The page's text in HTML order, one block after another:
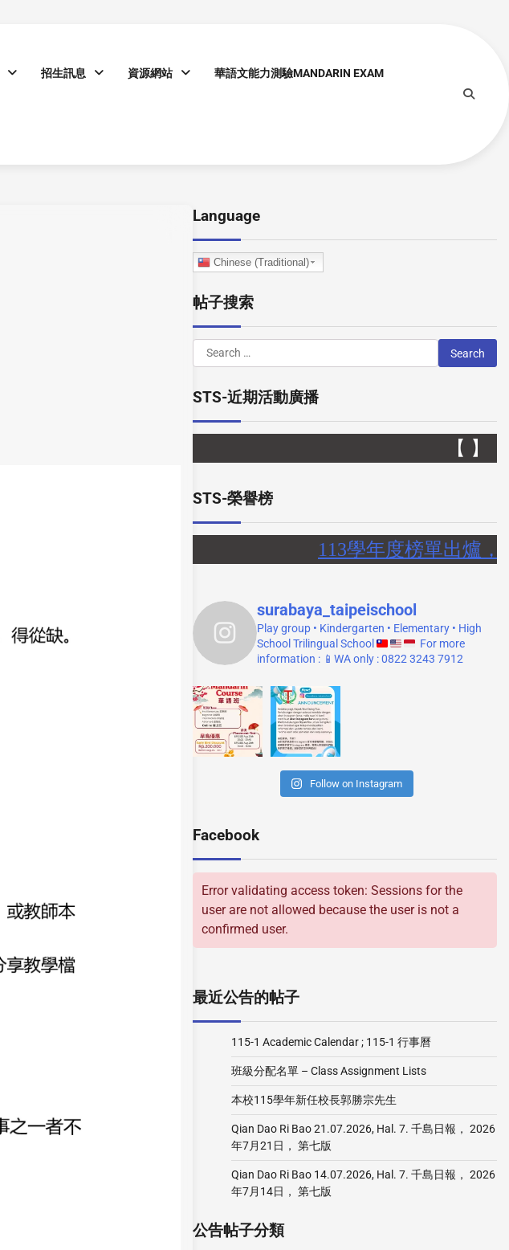
招生訊息 資源網站 華語文能力測驗MANDARIN EXAM
Language
Chinese (Traditional)
帖子搜索
STS-近期活動廣播
STS-榮譽榜
113學年度榜單出爐，泗水
surabaya_taipeischool
Play group • Kindergarten • Elementary • High
School Trilingual School
For more
information :📱WA only : 0822 3243 7912
Follow on Instagram
Facebook
Error validating access token: Sessions for the
user are not allowed because the user is not a
confirmed user.
最近公告的帖子
115-1 Academic Calendar ; 115-1 行事曆
班級分配名單 – Class Assignment Lists
本校115學年新任校長郭勝宗先生
Qian Dao Ri Bao 21.07.2026, Hal. 7. 千島日報， 2026
年7月21日， 第七版
Qian Dao Ri Bao 14.07.2026, Hal. 7. 千島日報， 2026
年7月14日， 第七版
公告帖子分類